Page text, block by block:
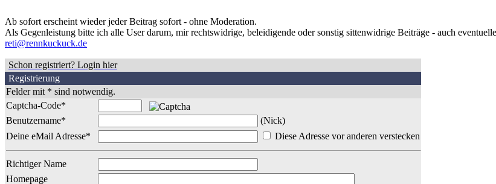
Ab sofort erscheint wieder jeder Beitrag sofort - ohne Moderation.
Als Gegenleistung bitte ich alle User darum, mir rechtswidrige, beleidigende oder sonstig sittenwidrige Beiträge - auch
reti@rennkuckuck.de
Schon registriert? Login hier
Registrierung
Felder mit * sind notwendig.
Captcha-Code*
Benutzername*
(Nick)
Deine eMail Adresse*
Diese Adresse vor anderen verstecken
Richtiger Name
Homepage